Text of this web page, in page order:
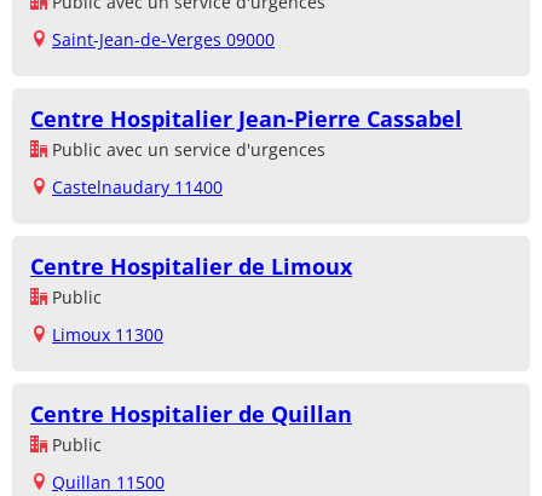
Saint-Jean-de-Verges 09000
Centre Hospitalier Jean-Pierre Cassabel
Public avec un service d'urgences
Castelnaudary 11400
Centre Hospitalier de Limoux
Public
Limoux 11300
Centre Hospitalier de Quillan
Public
Quillan 11500